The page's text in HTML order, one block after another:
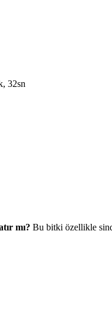
32sn
mı? Bu bitki özellikle